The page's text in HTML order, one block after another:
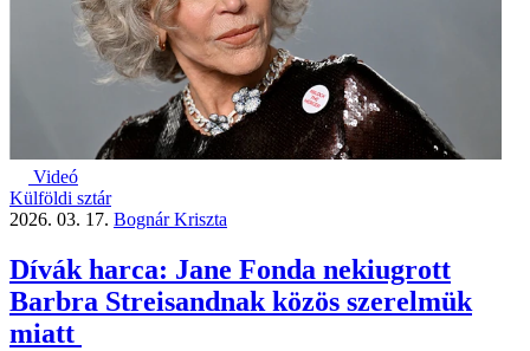
Videó
Külföldi sztár
2026. 03. 17. Bognár Kriszta
Dívák harca: Jane Fonda nekiugrott
Barbra Streisandnak közös szerelmük
miatt